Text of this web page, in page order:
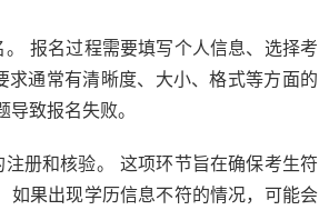
报名过程需要填写个人信息、选择考
通常有清晰度、大小、格式等方面的
致报名失败。
册和核验。 这项环节旨在确保考生符
如果出现学历信息不符的情况，可能会